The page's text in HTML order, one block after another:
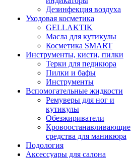
Дезинфекция воздуха
Уходовая косметика
GELLAKTIK
Масла для кутикулы
Косметика SMART
Инструменты, кисти, пилки
Терки для педикюра
Пилки и бафы
Инструменты
Вспомогательные жидкости
Ремуверы для ног и
кутикулы
Обезжириватели
Кровоостанавливающие
средства для маникюра
Подология
Аксессуары для салона